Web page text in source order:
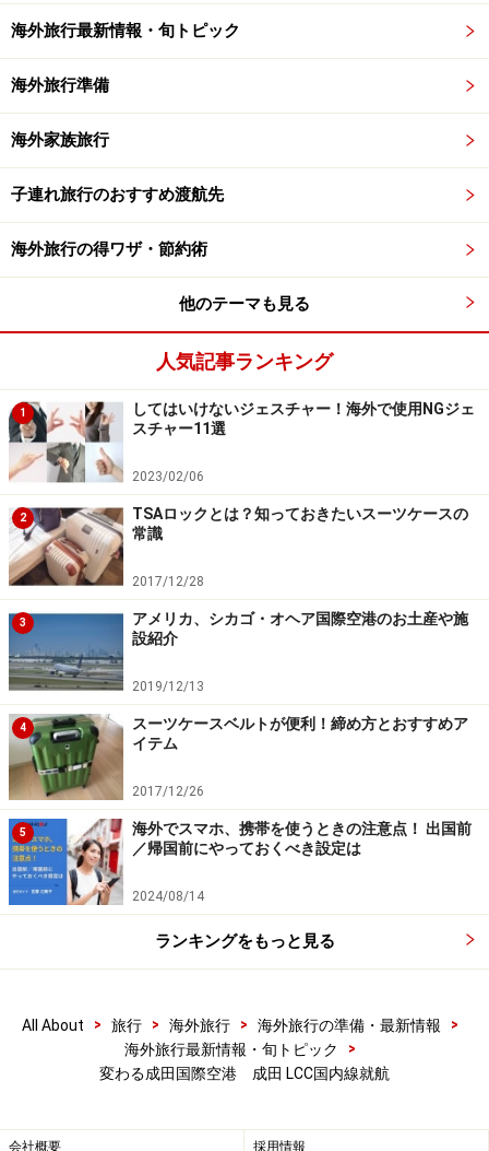
国内線利用者も鉄道駅でのセキュリティチ
ェックが！
身分証をお忘れなく
ちなみに成田空港の鉄道駅では、改札後、セキュリティ
チェックがあります。このセキュリティチェックを受け
用者は、渡航に必携のパスポートを提示することで通過
ができますが、国内線だけを利用するため成田を訪れた
人は、パスポートを所持していないのが通例なので、何
らかの本人確認を行わないといけません。運転免許証な
ど本人確認ができるものを、バッグや内ポケットなど取
り出しやすい場所に準備・携行することをおすすめしま
す。
LCC国内線利用者は、それぞれの指定されたバスゲート
からLCCが駐機するスポットへとバスで移動。バスを下
車したらタラップ（乗降用階段）を上がって搭乗しま
す。LCCはボーディングブリッジ（搭乗橋）を使用しま
せんから、機内に持ち込む手荷物は軽めに、ハンドバッ
グ以外は一つにまとめるようにしましょう。
第2旅客ターミナルのLCC国内線カウンターはそれぞれ、
早朝便の就航にあわせ、開館時間を早めて対応します。
それに伴い、施設内のコーヒーショップなどが早朝5時
から営業を開始します。余裕をもって出かけるようにし
ましょう。
※記事内容は執筆時点のものです。最新の内容をご確認くださ
※海外を訪れる際には最新情報の入手に努め、「外務省 海外安全
1 2 次のページへ
海外旅行最新情報・旬トピック
海外旅行準備
海外家族旅行
子連れ旅行のおすすめ渡航先
海外旅行の得ワザ・節約術
他のテーマも見る
人気記事ランキング
1
してはいけないジェスチャー！海外で使用NGジェ
スチャー11選
2023/02/06
2
TSAロックとは？知っておきたいスーツケースの
常識
2017/12/28
3
アメリカ、シカゴ・オヘア国際空港のお土産や施
設紹介
2019/12/13
4
スーツケースベルトが便利！締め方とおすすめア
イテム
2017/12/26
5
海外でスマホ、携帯を使うときの注意点！ 出国前
／帰国前にやっておくべき設定は
2024/08/14
ランキングをもっと見る
All About > 旅行 > 海外旅行 > 海外旅行の準備・最新情報
>
海外旅行最新情報・旬トピック
>
変わる成田国際空港 成田 LCC国内線就航
会社概要 採用情報